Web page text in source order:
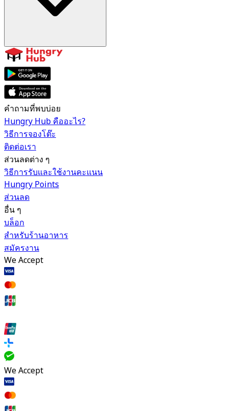
คำถามที่พบบ่อย
Hungry Hub คืออะไร?
วิธีการจองโต๊ะ
ติดต่อเรา
ส่วนลดต่าง ๆ
วิธีการรับและใช้งานคะแนน
Hungry Points
ส่วนลด
อื่น ๆ
บล็อก
สำหรับร้านอาหาร
สมัครงาน
We Accept
We Accept